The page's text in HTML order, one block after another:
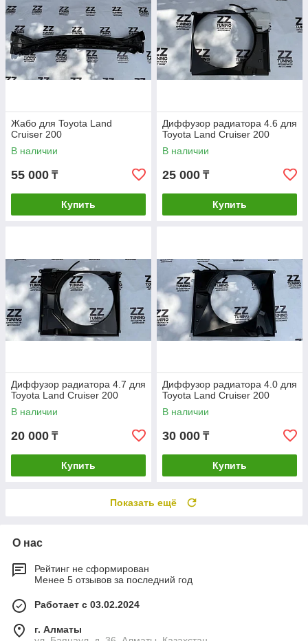
Жабо для Toyota Land
Cruiser 200
В наличии
55 000 ₸
Купить
Диффузор радиатора 4.6 для
Toyota Land Cruiser 200
В наличии
25 000 ₸
Купить
Диффузор радиатора 4.7 для
Toyota Land Cruiser 200
В наличии
20 000 ₸
Купить
Диффузор радиатора 4.0 для
Toyota Land Cruiser 200
В наличии
30 000 ₸
Купить
Показать ещё
О нас
Рейтинг не сформирован
Менее 5 отзывов за последний год
Работает с 03.02.2024
г. Алматы